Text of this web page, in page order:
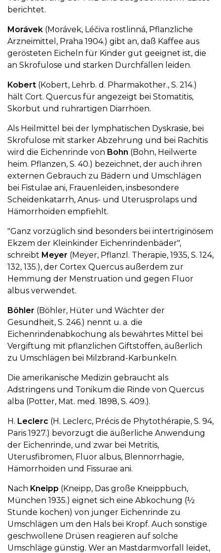
berichtet.
Morávek (Morávek, Léčiva rostlinná, Pflanzliche
Arzneimittel, Praha 1904.) gibt an, daß Kaffee aus
gerösteten Eicheln für Kinder gut geeignet ist, die
an Skrofulose und starken Durchfällen leiden.
Kobert (Kobert, Lehrb. d. Pharmakother., S. 214.)
hält Cort. Quercus für angezeigt bei Stomatitis,
Skorbut und ruhrartigen Diarrhöen.
Als Heilmittel bei der lymphatischen Dyskrasie, bei
Skrofulose mit starker Abzehrung und bei Rachitis
wird die Eichenrinde von Bohn (Bohn, Heilwerte
heim. Pflanzen, S. 40.) bezeichnet, der auch ihren
externen Gebrauch zu Bädern und Umschlägen
bei Fistulae ani, Frauenleiden, insbesondere
Scheidenkatarrh, Anus- und Uterusprolaps und
Hämorrhoiden empfiehlt.
"Ganz vorzüglich sind besonders bei intertriginösem
Ekzem der Kleinkinder Eichenrindenbäder",
schreibt Meyer (Meyer, Pflanzl. Therapie, 1935, S. 124,
132, 135.), der Cortex Quercus außerdem zur
Hemmung der Menstruation und gegen Fluor
albus verwendet.
Böhler (Böhler, Hüter und Wächter der
Gesundheit, S. 246.) nennt u. a. die
Eichenrindenabkochung als bewährtes Mittel bei
Vergiftung mit pflanzlichen Giftstoffen, äußerlich
zu Umschlägen bei Milzbrand-Karbunkeln.
Die amerikanische Medizin gebraucht als
Adstringens und Tonikum die Rinde von Quercus
alba (Potter, Mat. med. 1898, S. 409.).
H. Leclerc (H. Leclerc, Précis de Phytothérapie, S. 94,
Paris 1927.) bevorzugt die äußerliche Anwendung
der Eichenrinde, und zwar bei Metritis,
Uterusfibromen, Fluor albus, Blennorrhagie,
Hämorrhoiden und Fissurae ani.
Nach Kneipp (Kneipp, Das große Kneippbuch,
München 1935.) eignet sich eine Abkochung (½
Stunde kochen) von junger Eichenrinde zu
Umschlägen um den Hals bei Kropf. Auch sonstige
geschwollene Drüsen reagieren auf solche
Umschläge günstig. Wer an Mastdarmvorfall leidet,